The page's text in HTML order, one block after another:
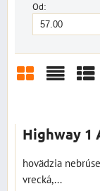
Od:
Highway 1
hovädzia
vrecká,...